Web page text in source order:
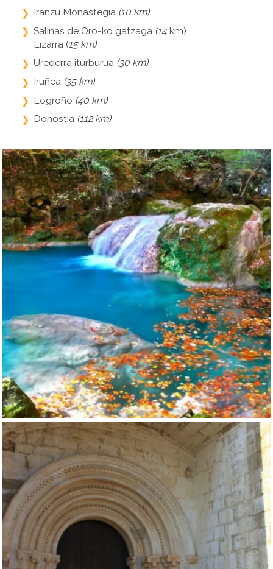
Iranzu Monastegia (10 km)
Salinas de Oro-ko gatzaga (14km)
Lizarra (15 km)
Urederra iturburua (30 km)
Iruñea (35 km)
Logroño (40 km)
Donostia(112 km)